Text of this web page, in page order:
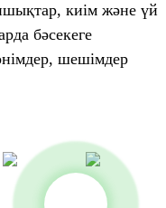
киім және үй
бәсекеге
шешімдер